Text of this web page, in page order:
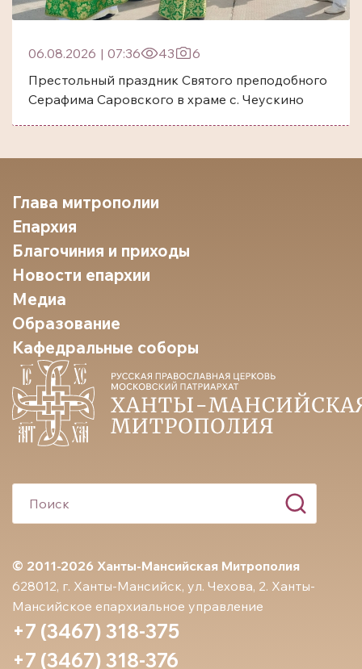
06.08.2026 | 07:36 43
6
Престольный праздник Святого преподобного
Серафима Саровского в храме с. Чеускино
© 2011-2026 Ханты-Мансийская Митрополия
628012, г. Ханты-Мансийск, ул. Чехова, 2. Ханты-
Мансийское епархиальное управление
+7 (3467) 318-375
+7 (3467) 318-376
Глава митрополии
Епархия
Благочиния и приходы
Новости епархии
Медиа
Образование
Кафедральные соборы